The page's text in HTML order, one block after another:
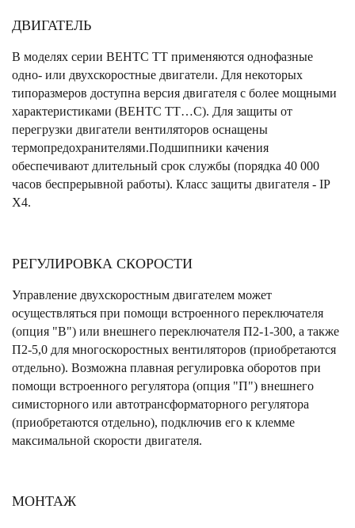
ДВИГАТЕЛЬ
В моделях серии ВЕНТС ТТ применяются однофазные
одно- или двухскоростные двигатели. Для некоторых
типоразмеров доступна версия двигателя с более мощными
характеристиками (ВЕНТС ТТ…С). Для защиты от
перегрузки двигатели вентиляторов оснащены
термопредохранителями.Подшипники качения
обеспечивают длительный срок службы (порядка 40 000
часов беспрерывной работы). Класс защиты двигателя - IP
X4.
РЕГУЛИРОВКА СКОРОСТИ
Управление двухскоростным двигателем может
осуществляться при помощи встроенного переключателя
(опция "В") или внешнего переключателя П2-1-300, а также
П2-5,0 для многоскоростных вентиляторов (приобретаются
отдельно). Возможна плавная регулировка оборотов при
помощи встроенного регулятора (опция "П") внешнего
симисторного или автотрансформаторного регулятора
(приобретаются отдельно), подключив его к клемме
максимальной скорости двигателя.
МОНТАЖ